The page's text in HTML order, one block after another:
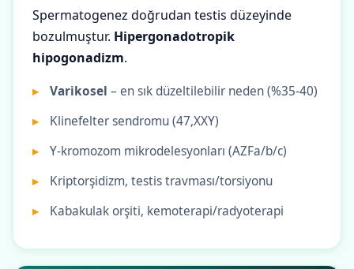
Spermatogenez doğrudan testis düzeyinde
bozulmuştur. Hipergonadotropik
hipogonadizm.
Varikosel – en sık düzeltilebilir neden (%35-40)
Klinefelter sendromu (47,XXY)
Y-kromozom mikrodelesyonları (AZFa/b/c)
Kriptorşidizm, testis travması/torsiyonu
Kabakulak orşiti, kemoterapi/radyoterapi